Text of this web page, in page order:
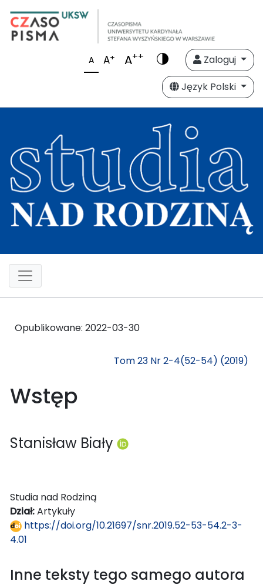
A A+ A++
Zaloguj
Język Polski
Opublikowane: 2022-03-30
Tom 23 Nr 2-4(52-54) (2019)
Wstęp
Stanisław Biały
Studia nad Rodziną
Dział:Artykuły
https://doi.org/10.21697/snr.2019.52-53-54.2-3-
4.01
Inne teksty tego samego autora